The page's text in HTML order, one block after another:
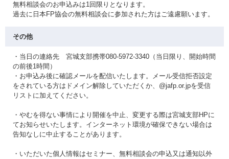
無料相談会のお申込みは1回限りとなります。
過去に日本FP協会の無料相談会に参加された方はご遠慮願います。
その他
・当日の連絡先 宮城支部携帯080-5972-3340（当日限り、開始時間
の前後1時間）
・お申込み後に確認メールを配信いたします。メール受信拒否設定
をされている方はドメイン解除していただくか、@jafp.or.jpを受信
リストに加えてください。
・やむを得ない事情により開催を中止、変更する際は宮城支部HPに
てお知らせいたします。インターネット環境が確保できない場合は
告知なしに中止することがあります。
・いただいた個人情報はセミナー、無料相談会の申込又は通知以外